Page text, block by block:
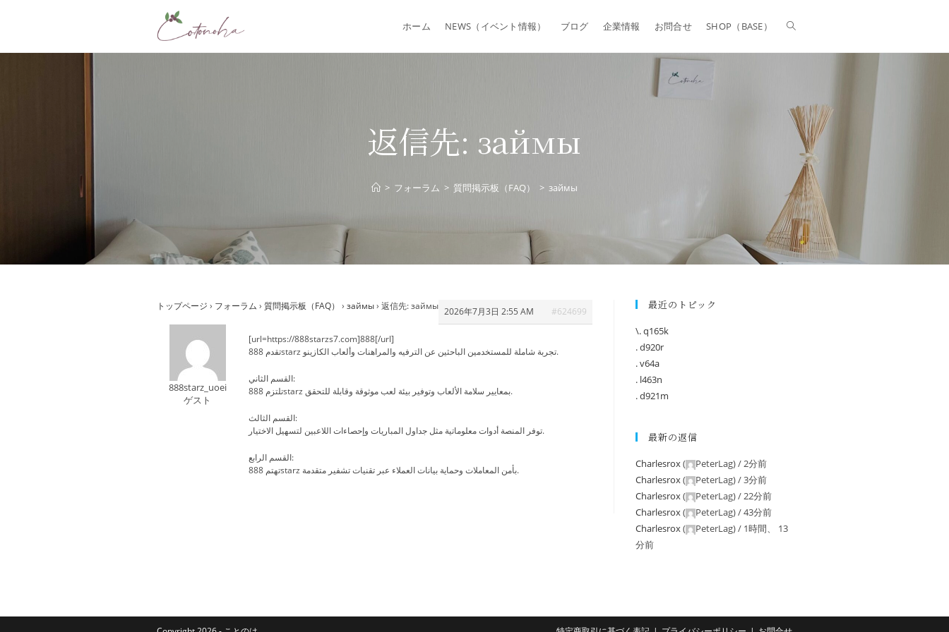
ホーム NEWS（イベント情報） ブログ 企業情報 お問合せ SHOP（BASE）
返信先: займы
> フォーラム > 質問掲示板（FAQ） > займы
トップページ › フォーラム › 質問掲示板（FAQ） › займы› 返信先: займы 2026年7月3日 2:55 AM #624699
888starz_uoei
ゲスト
[url=https://888starzs7.com]888[/url]
تقدم 888starz تجربة شاملة للمستخدمين الباحثين عن الترفيه والمراهنات وألعاب الكازينو.
القسم الثاني:
تلتزم 888starz بمعايير سلامة الألعاب وتوفير بيئة لعب موثوقة وقابلة للتحقق.
القسم الثالث:
توفر المنصة أدوات معلوماتية مثل جداول المباريات وإحصاءات اللاعبين لتسهيل الاختيار.
القسم الرابع:
تهتم 888starz بأمن المعاملات وحماية بيانات العملاء عبر تقنيات تشفير متقدمة.
最近のトピック
\. q165k
. d920r
. v64a
. l463n
. d921m
最新の返信
Charlesrox( PeterLag) /2分前
Charlesrox( PeterLag) /3分前
Charlesrox( PeterLag) /22分前
Charlesrox( PeterLag) /43分前
Charlesrox( PeterLag) / 1時間、 13
分前